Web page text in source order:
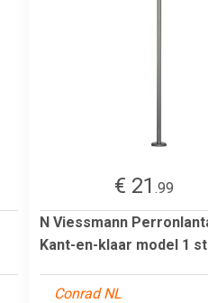
€ 21 .99
N Viessmann
Kant-en-klaar model 1
Conrad NL